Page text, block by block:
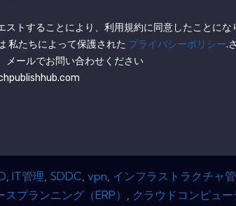
ストすることにより、利用規約に同意したことにな
私たちによって保護された プライバシーポリシー.
メールでお問い合わせください
,IT管​​理, SDDC,vpn, インフラストラクチャ
プランニング（ERP） , クラウドコンピュー